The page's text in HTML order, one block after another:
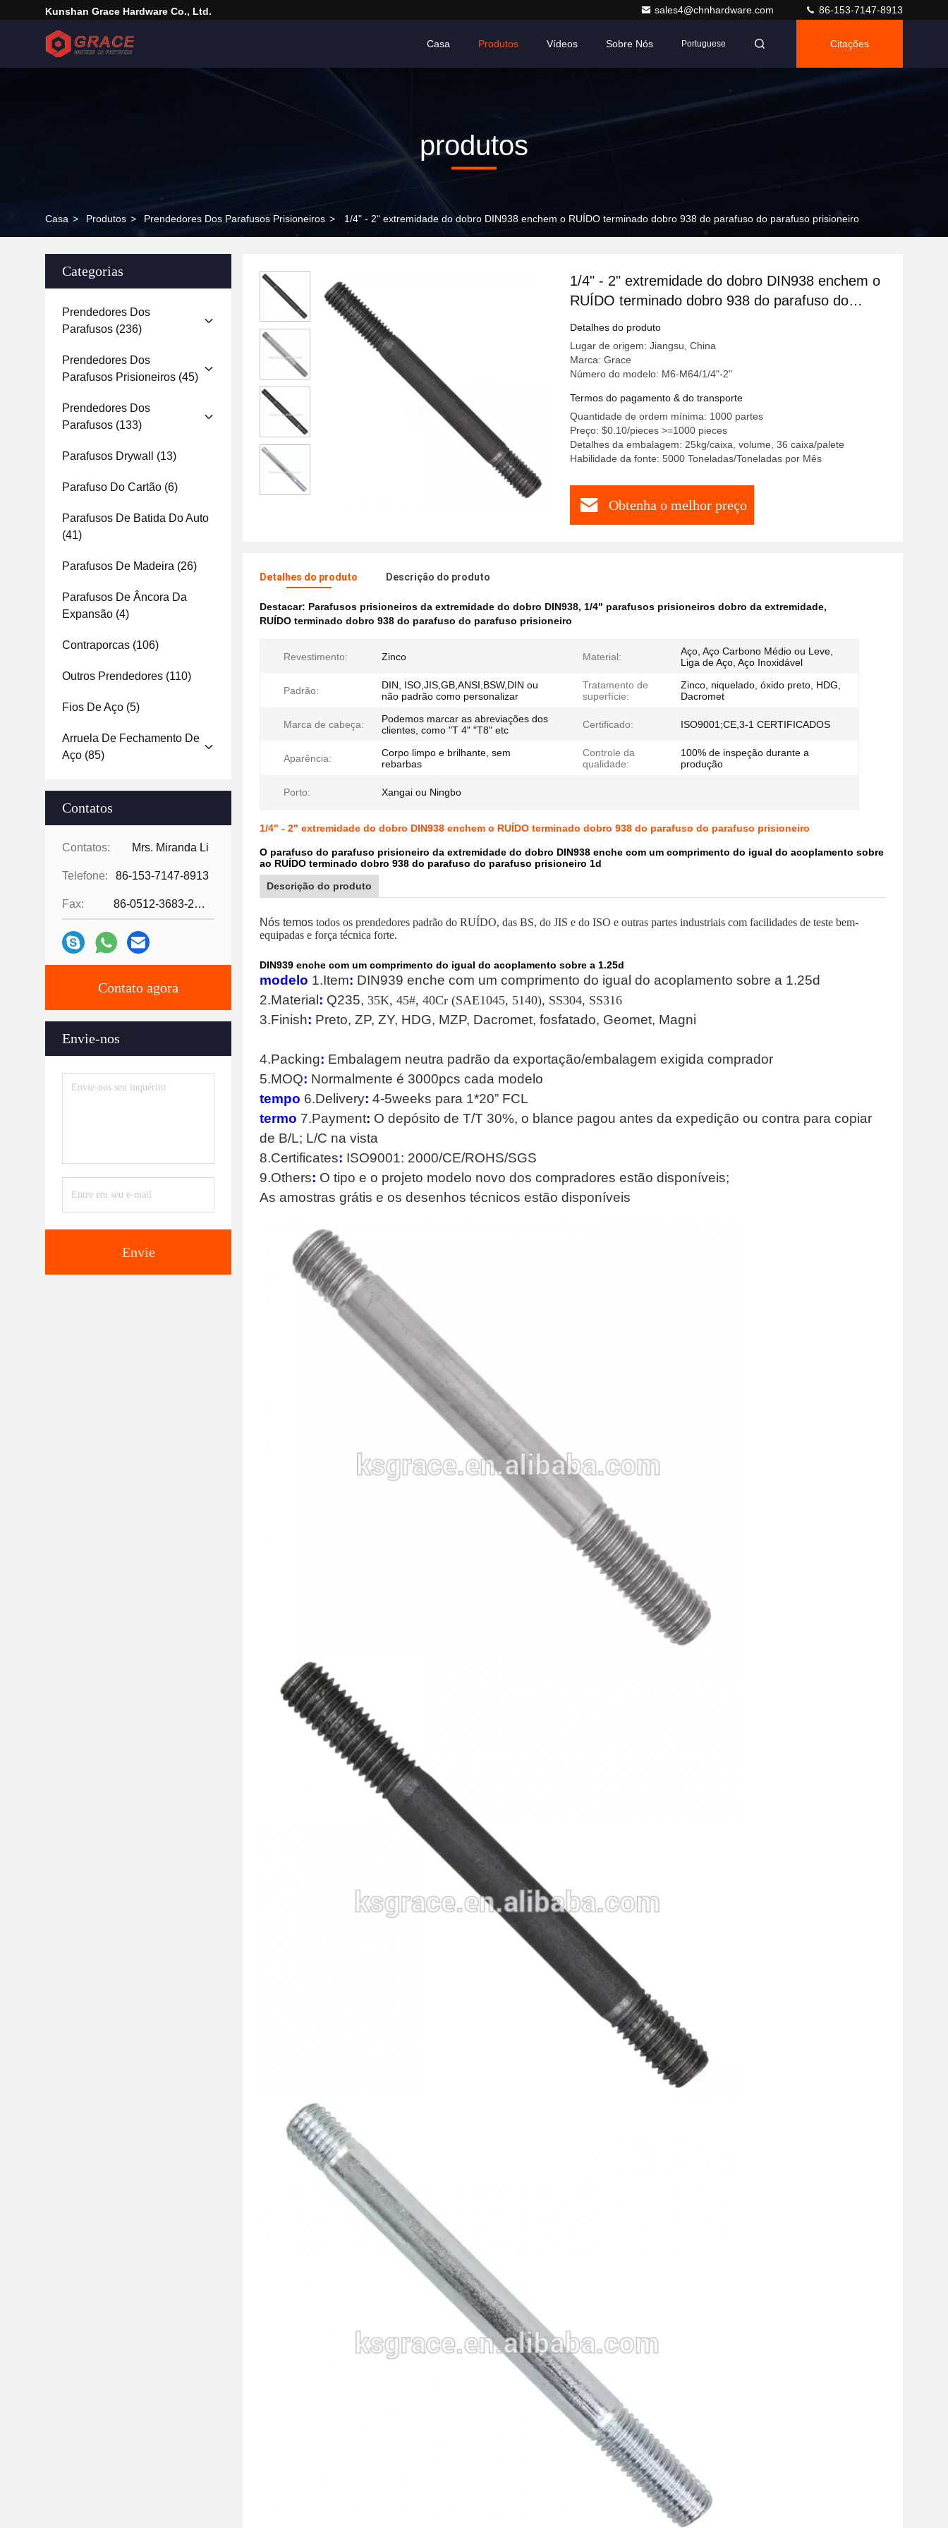
Kunshan Grace Hardware Co., Ltd. sales4@chnhardware.com 86-153-7147-8913
Casa Produtos Vídeos Sobre Nós Portuguese Citações
produtos
Casa > Produtos > Prendedores Dos Parafusos Prisioneiros > 1/4" - 2" extremidade do dobro DIN938 enchem o RUÍDO terminado dobro 938 do parafuso do parafuso prisioneiro
Categorias
Prendedores Dos
Parafusos (236)
Prendedores Dos
Parafusos Prisioneiros (45)
Prendedores Dos
Parafusos (133)
Parafusos Drywall (13)
Parafuso Do Cartão (6)
Parafusos De Batida Do Auto
(41)
Parafusos De Madeira (26)
Parafusos De Âncora Da
Expansão (4)
Contraporcas (106)
Outros Prendedores (110)
Fios De Aço (5)
Arruela De Fechamento De
Aço (85)
Contatos
Contatos: Mrs. Miranda Li
Telefone: 86-153-7147-8913
Fax: 86-0512-3683-2631
Contato agora
Envie-nos
Envie
1/4" - 2" extremidade do dobro DIN938 enchem o
RUÍDO terminado dobro 938 do parafuso do
parafuso prisioneiro
Detalhes do produto
Lugar de origem: Jiangsu, China
Marca: Grace
Número do modelo: M6-M64/1/4"-2"
Termos do pagamento & do transporte
Quantidade de ordem mínima: 1000 partes
Preço: $0.10/pieces >=1000 pieces
Detalhes da embalagem: 25kg/caixa, volume, 36 caixa/palete
Habilidade da fonte: 5000 Toneladas/Toneladas por Mês
Obtenha o melhor preço
Detalhes do produto Descrição do produto
Destacar: Parafusos prisioneiros da extremidade do dobro DIN938, 1/4" parafusos prisioneiros dobro da extremidade,
RUÍDO terminado dobro 938 do parafuso do parafuso prisioneiro
Revestimento: Zinco Material:
Aço, Aço Carbono Médio ou Leve,
Liga de Aço, Aço Inoxidável
Padrão:
DIN, ISO,JIS,GB,ANSI,BSW,DIN ou
não padrão como personalizar
Tratamento de
superfície:
Zinco, niquelado, óxido preto, HDG,
Dacromet
Marca de cabeça:
Podemos marcar as abreviações dos
clientes, como "T 4" "T8" etc
Certificado: ISO9001;CE,3-1 CERTIFICADOS
Aparência:
Corpo limpo e brilhante, sem
rebarbas
Controle da
qualidade:
100% de inspeção durante a
produção
Porto: Xangai ou Ningbo
1/4" - 2" extremidade do dobro DIN938 enchem o RUÍDO terminado dobro 938 do parafuso do parafuso prisioneiro
O parafuso do parafuso prisioneiro da extremidade do dobro DIN938 enche com um comprimento do igual do acoplamento sobre
ao RUÍDO terminado dobro 938 do parafuso do parafuso prisioneiro 1d
Descrição do produto
Nós temos todos os prendedores padrão do RUÍDO, das BS, do JIS e do ISO e outras partes industriais com facilidades de teste bem-
equipadas e força técnica forte.
DIN939 enche com um comprimento do igual do acoplamento sobre a 1.25d
modelo 1.Item: DIN939 enche com um comprimento do igual do acoplamento sobre a 1.25d
2.Material : Q235, 35K, 45#, 40Cr (SAE1045, 5140), SS304, SS316
3.Finish: Preto, ZP, ZY, HDG, MZP, Dacromet, fosfatado, Geomet, Magni
4.Packing: Embalagem neutra padrão da exportação/embalagem exigida comprador
5.MOQ: Normalmente é 3000pcs cada modelo
tempo 6.Delivery: 4-5weeks para 1*20” FCL
termo 7.Payment: O depósito de T/T 30%, o blance pagou antes da expedição ou contra para copiar
de B/L; L/C na vista
8.Certificates: ISO9001: 2000/CE/ROHS/SGS
9.Others: O tipo e o projeto modelo novo dos compradores estão disponíveis;
As amostras grátis e os desenhos técnicos estão disponíveis